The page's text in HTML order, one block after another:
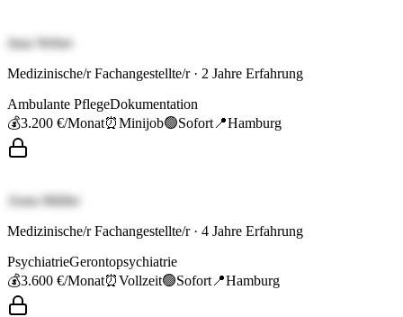
Jana Weber
Medizinische/r Fachangestellte/r· 2 Jahre Erfahrung
Ambulante PflegeDokumentation
💰3.200 €/Monat⏰Minijob🟢Sofort 📍Hamburg
Anna Müller
Medizinische/r Fachangestellte/r· 4 Jahre Erfahrung
PsychiatrieGerontopsychiatrie
💰3.600 €/Monat⏰Vollzeit🟢Sofort 📍Hamburg